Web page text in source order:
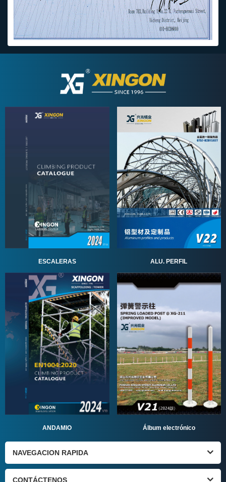
ESCALERAS ALU. PERFIL
ANDAMIO Álbum electrónico
NAVEGACION RAPIDA
CONTÁCTENOS